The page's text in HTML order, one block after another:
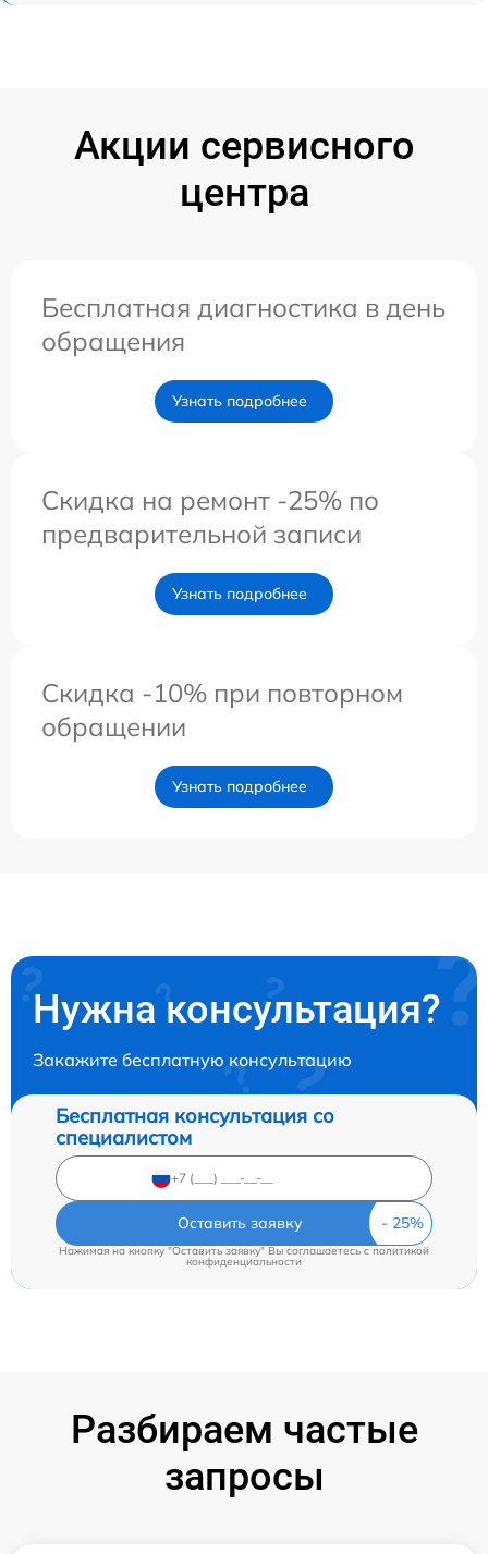
Акции сервисного
центра
Бесплатная диагностика в день
обращения
Узнать подробнее
Скидка на ремонт -25% по
предварительной записи
Узнать подробнее
Скидка -10% при повторном
обращении
Узнать подробнее
Нужна консультация?
Закажите бесплатную консультацию
Бесплатная консультация со
специалистом
Оставить заявку
Нажимая на кнопку "Оставить заявку" Вы соглашаетесь cполитикой
конфиденциальности
Разбираем частые
запросы